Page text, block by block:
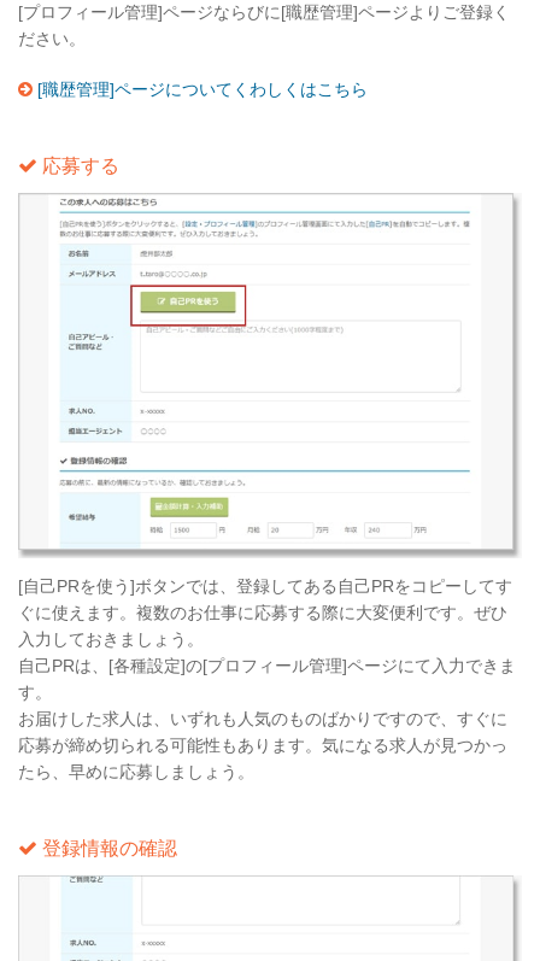
[プロフィール管理]ページならびに[職歴管理]ページよりご登録く
ださい。
[職歴管理]ページについてくわしくはこちら
応募する
[自己PRを使う]ボタンでは、登録してある自己PRをコピーしてす
ぐに使えます。複数のお仕事に応募する際に大変便利です。ぜひ
入力しておきましょう。
自己PRは、[各種設定]の[プロフィール管理]ページにて入力できま
す。
お届けした求人は、いずれも人気のものばかりですので、すぐに
応募が締め切られる可能性もあります。気になる求人が見つかっ
たら、早めに応募しましょう。
登録情報の確認